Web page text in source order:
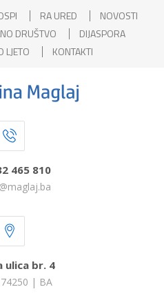
RA URED
NOVOSTI
DRUŠTVO
DIJASPORA
LJETO
KONTAKTI
465 810
ulica br. 4
| BA